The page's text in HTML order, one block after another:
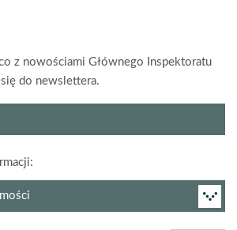
z nowościami Głównego Inspektoratu
do newslettera.
newslettera